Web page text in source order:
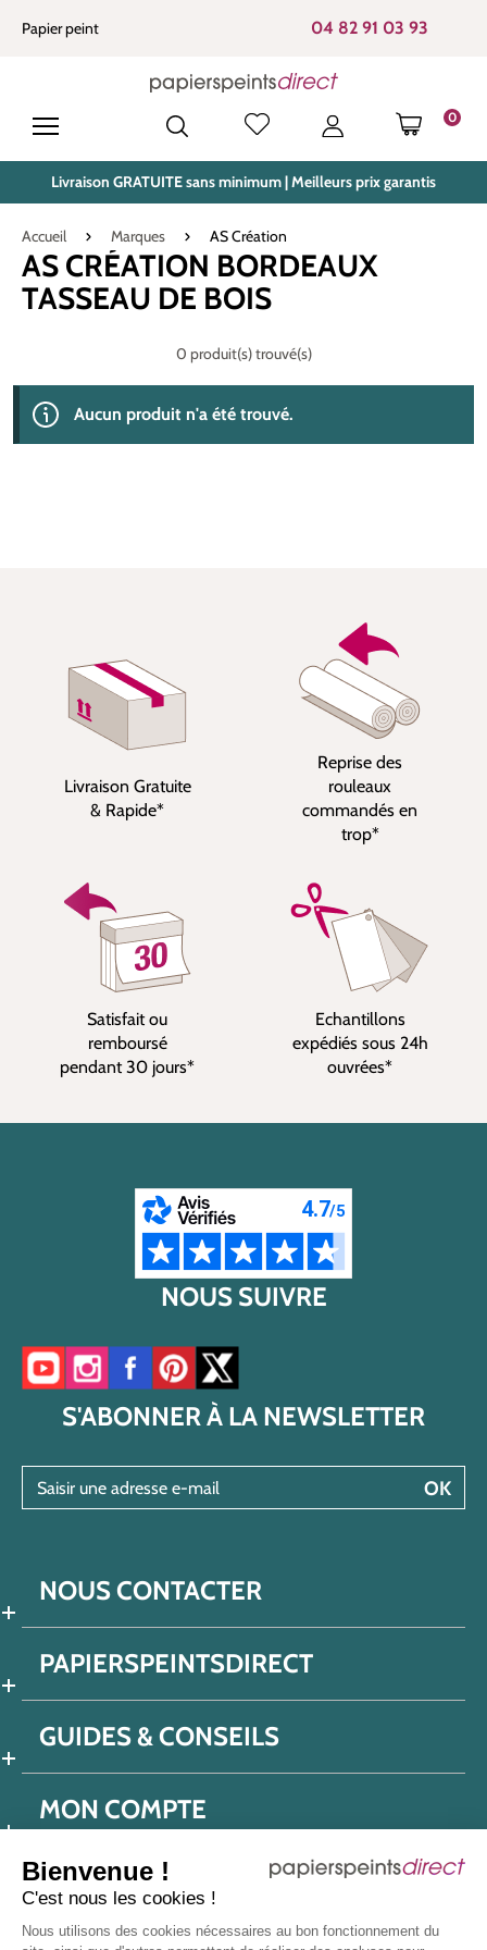
Bienvenue !
C'est nous les cookies !
Nous utilisons des cookies nécessaires au bon fonctionnement du
principal
Papier peint 04 82 91 03 93
0
LE
Livraison GRATUITE sans minimum | Meilleurs prix garantis
Accueil Marques AS Création
AS CRÉATION BORDEAUX
TASSEAU DE BOIS
0 produit(s) trouvé(s)
Aucun produit n'a été trouvé.
Livraison Gratuite
& Rapide*
Reprise des
rouleaux
commandés en
trop*
Satisfait ou
remboursé
pendant 30 jours*
Echantillons
expédiés sous 24h
ouvrées*
NOUS SUIVRE
Accéder à notre chaîne YouTube
Accéder à notre compte Instagram
Accéder à notre page Facebook
Accéder à notre compte Pinterest
Accéder à notre compte Twitter/X
S'ABONNER À LA NEWSLETTER
OK
NOUS CONTACTER
PAPIERSPEINTSDIRECT
GUIDES & CONSEILS
MON COMPTE